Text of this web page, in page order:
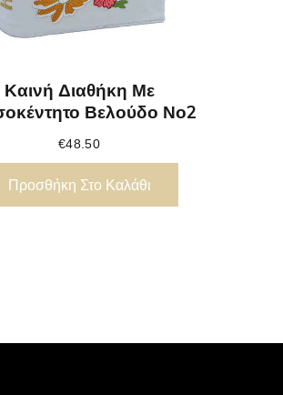
Καινή Διαθήκη Με
Βελούδο Νο2
€48.50
Προσθήκη Στο Καλάθι